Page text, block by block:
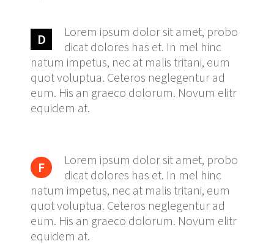
D
Lorem ipsum dolor sit amet, probo
dicat dolores has et. In mel hinc
natum impetus, nec at malis tritani, eum
quot voluptua. Ceteros neglegentur ad
eum. His an graeco dolorum. Novum elitr
equidem at.
F
Lorem ipsum dolor sit amet, probo
dicat dolores has et. In mel hinc
natum impetus, nec at malis tritani, eum
quot voluptua. Ceteros neglegentur ad
eum. His an graeco dolorum. Novum elitr
equidem at.